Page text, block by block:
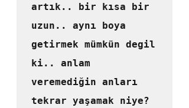
artık.. bir kısa bir
uzun.. aynı boya
getirmek mümkün degil
ki.. anlam
veremediğin anları
tekrar yaşamak niye?